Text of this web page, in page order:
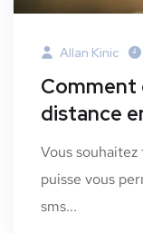
Allan Kinic
Comment
distance
Vous
puisse vous
sms...